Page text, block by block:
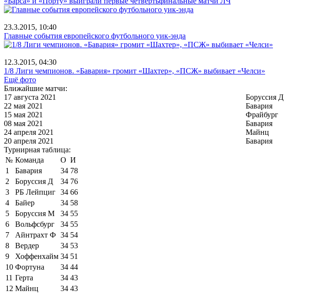
23.3.2015, 10:40
Главные события европейского футбольного уик-энда
12.3.2015, 04:30
1/8 Лиги чемпионов. «Бавария» громит «Шахтер», «ПСЖ» выбивает «Челси»
Ещё фото
Ближайшие матчи:
17 августа 2021
Боруссия Д
22 мая 2021
Бавария
15 мая 2021
Фрайбург
08 мая 2021
Бавария
24 апреля 2021
Майнц
20 апреля 2021
Бавария
Турнирная таблица:
№ Команда О И
1
Бавария 34 78
2
Боруссия Д 34 76
3
РБ Лейпциг 34 66
4
Байер 34 58
5
Боруссия М 34 55
6
Вольфсбург 34 55
7
Айнтрахт Ф 34 54
8
Вердер 34 53
9
Хоффенхайм 34 51
10 Фортуна 34 44
11 Герта 34 43
12 Майнц 34 43